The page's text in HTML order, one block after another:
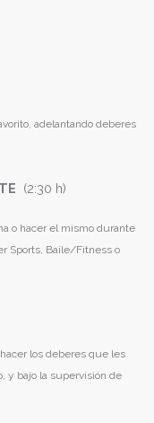
adelantando deberes
(2:30 h)
o hacer el mismo durante
Sports, Baile/Fitness o
los deberes que les
y bajo la supervisión de